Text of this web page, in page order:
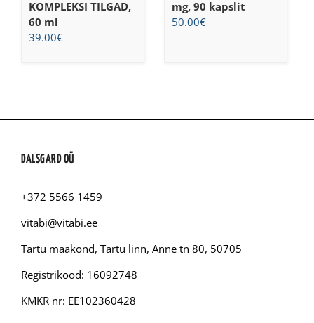
KOMPLEKSI TILGAD,
60 ml
39.00€
mg, 90 kapslit
50.00€
DALSGARD OÜ
+372 5566 1459
vitabi@vitabi.ee
Tartu maakond, Tartu linn, Anne tn 80, 50705
Registrikood: 16092748
KMKR nr: EE102360428